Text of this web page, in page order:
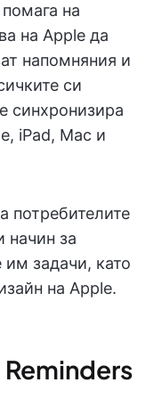
на
на Apple да
напомняния и
си
синхронизира
iPad, Mac и
потребителите
начин за
им задачи, като
на Apple.